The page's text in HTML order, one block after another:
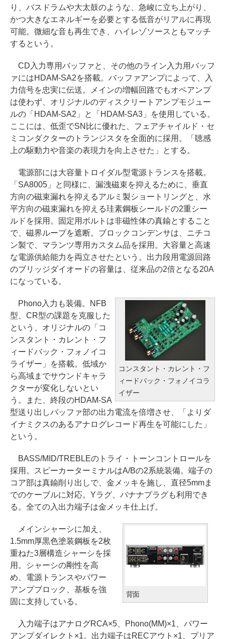
り、バスドラムや大太鼓のような、急峻に立ち上がり、
かつ大きなエネルギーを必要とする低音がリアルに再現
可能。微細な音も再生でき、ハイレゾソースともマッチ
するという。
CD入力専用バッファと、その他のライン入力用バッフ
ァにはHDAM-SA2を搭載。バッファアンプによって、入
力信号を忠実に伝送。メインの増幅回路でもオペアンプ
は使わず、オリジナルのディスクリートアンプモジュー
ルの「HDAM-SA2」と「HDAM-SA3」を使用している。
ここには、低歪でSN比に優れた、フェアチャイルド・セ
ミコンダクターのトランジスタを全面的に採用。「聴感
上の駆動力や音楽の表現力を向上させた」とする。
電源部には大容量トロイダル型電源トランスを搭載。
「SA8005」と同様に、漏洩磁束を抑えるために、垂直
方向の磁束漏れを抑えるアルミ製ショートリングと、水
平方向の磁束漏れを抑える珪素鋼板シールドの2重シー
ルドを採用。固定用ボルトは非磁性体の真鍮とすること
で、磁界ループを遮断。ブロックコンデンサは、ニチコ
ン製で、マランツ専用カスタム品を採用。大容量と高速
な電源供給能力を両立させたという。出力段用電源回路
のブリッジダイオードの容量は、従来品の2倍となる20A
になっている。
コンスタント・カレント・フ
ィードバック・フォノイコラ
イザー
Phono入力も装備。NFB
型、CR型の課題を克服した
という、オリジナルの「コ
ンスタント・カレント・フ
ィードバック・フォノイコ
ライザー」を搭載。低域か
ら高域までサウンドキャラ
クターが変化しないとい
う。また、終段のHDAM-SA
型送り出しバッファ部の出力電流を倍増させ、「よりダ
イナミクスのあるアナログレコード再生を可能にした」
という。
BASS/MID/TREBLEのトライ・トーンコントロールを
採用。スピーカーターミナルはA/Bの2系統装備。端子の
コア部は真鍮削り出しで、金メッキを施し、直径5mmま
でのケーブルに対応。Yラグ、バナナプラグも利用でき
る。全ての入出力端子は金メッキ仕上げ。
背面
メインシャーシに加え、
1.5mm厚黒色塗装鋼板を2枚
重ねた3層構造シャーシを採
用。シャーシの剛性を高
め、電源トランスやパワー
アンプブロック、基板を強
固に支持している。
入力端子はアナログRCA×5、Phono(MM)×1、パワー
アンプダイレクト×1。出力端子はRECアウト×1、プリア